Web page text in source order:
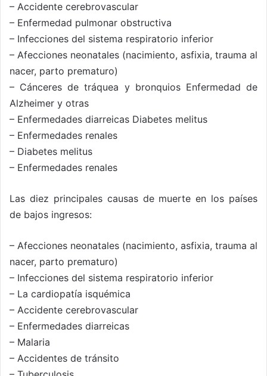
– Accidente cerebrovascular
– Enfermedad pulmonar obstructiva
– Infecciones del sistema respiratorio inferior
– Afecciones neonatales (nacimiento, asfixia, trauma al
nacer, parto prematuro)
– Cánceres de tráquea y bronquios Enfermedad de
Alzheimer y otras
– Enfermedades diarreicas Diabetes melitus
– Enfermedades renales
– Diabetes melitus
– Enfermedades renales
Las diez principales causas de muerte en los países
de bajos ingresos:
– Afecciones neonatales (nacimiento, asfixia, trauma al
nacer, parto prematuro)
– Infecciones del sistema respiratorio inferior
– La cardiopatía isquémica
– Accidente cerebrovascular
– Enfermedades diarreicas
– Malaria
– Accidentes de tránsito